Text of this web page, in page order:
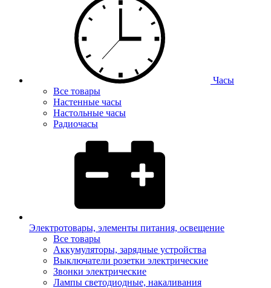
Часы
Все товары
Настенные часы
Настольные часы
Радиочасы
Электротовары, элементы питания, освещение
Все товары
Аккумуляторы, зарядные устройства
Выключатели розетки электрические
Звонки электрические
Лампы светодиодные, накаливания